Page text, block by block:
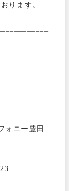
ります。
ォニー豊田